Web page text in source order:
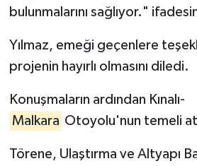
bulunmalarını sağlıyor."
Yılmaz, emeği geçenlere
projenin hayırlı olmasını diledi.
Konuşmaların ardından Kınalı-
Malkara Otoyolu'nun temeli
Törene, Ulaştırma ve Altyapı